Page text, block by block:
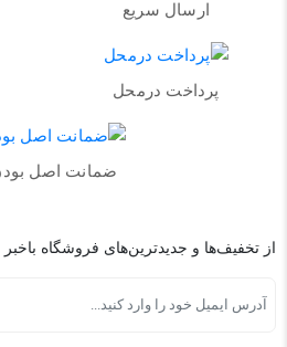
ارسال سریع
پرداخت درمحل
ضمانت اصل
از تخفیف‌ها و جدیدترین‌های فروشگاه